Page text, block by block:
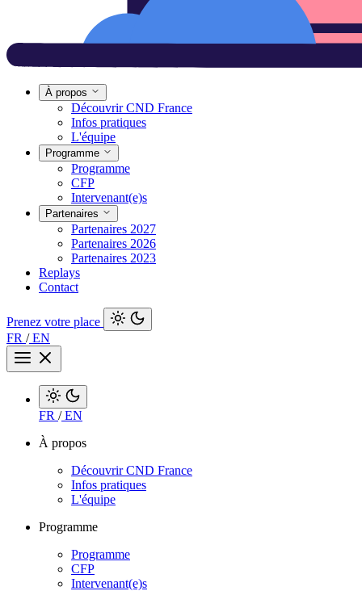
À propos
Découvrir CND France
Infos pratiques
L'équipe
Programme
Programme
CFP
Intervenant(e)s
Partenaires
Partenaires 2027
Partenaires 2026
Partenaires 2023
Replays
Contact
Prenez votre place
FR /EN
FR /EN
À propos
Découvrir CND France
Infos pratiques
L'équipe
Programme
Programme
CFP
Intervenant(e)s